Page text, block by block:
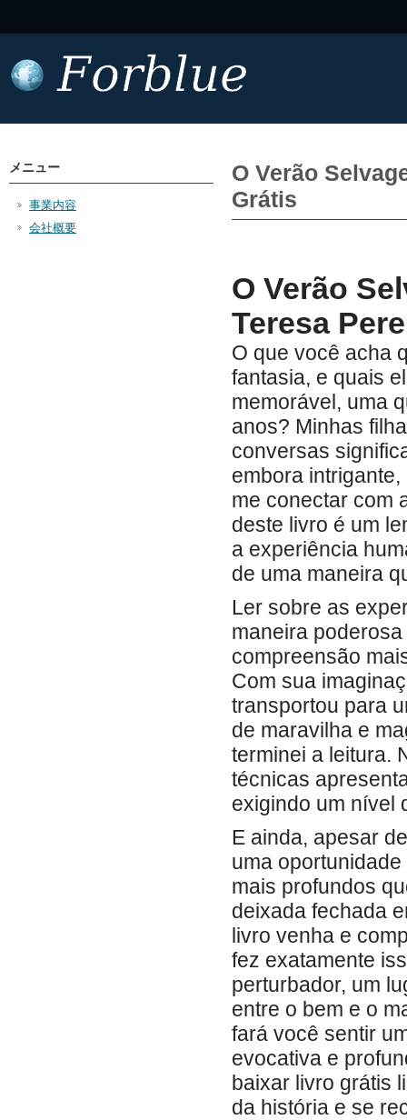
O Verão
Grátis
O Verão
Teresa
O que você acha
fantasia, e quais
memorável, uma
anos? Minhas
conversas
embora
me conectar com
deste livro é um
a experiência
de uma maneira
Ler sobre as
maneira
compreensão
Com sua
transportou para
de maravilha e
terminei a leitura.
técnicas
exigindo um nível
E ainda, apesar
uma
mais profundos
deixada fechada
livro venha e
fez exatamente
perturbador, um
entre o bem e o
fará você sentir
evocativa e
baixar livro grátis
da história e se
メニュー
事業内容
会社概要